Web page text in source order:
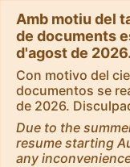
Amb motiu del
de documents
d'agost de
Con motivo del
documentos se
de 2026.
Due to the
resume starting
any